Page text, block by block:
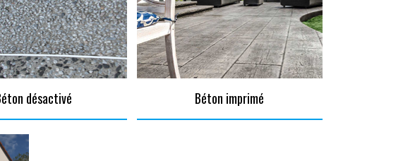
désactivé Béton imprimé